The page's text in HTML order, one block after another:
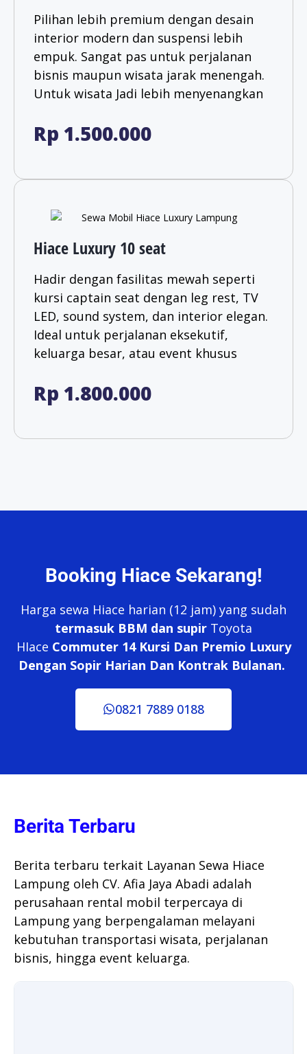
Pilihan lebih premium dengan desain
interior modern dan suspensi lebih
empuk. Sangat pas untuk perjalanan
bisnis maupun wisata jarak menengah.
Untuk wisata Jadi lebih menyenangkan​
Rp 1.500.000
Hiace Luxury 10 seat
Hadir dengan fasilitas mewah seperti
kursi captain seat dengan leg rest, TV
LED, sound system, dan interior elegan.
Ideal untuk perjalanan eksekutif,
keluarga besar, atau event khusus
Rp 1.800.000
Booking Hiace Sekarang!
Harga sewa Hiace harian (12 jam) yang sudah
termasuk BBM dan supir Toyota
HIace Commuter 14 Kursi Dan Premio Luxury
Dengan Sopir Harian Dan Kontrak Bulanan.
0821 7889 0188
Berita Terbaru
Berita terbaru terkait Layanan Sewa Hiace
Lampung oleh CV. Afia Jaya Abadi adalah
perusahaan rental mobil terpercaya di
Lampung yang berpengalaman melayani
kebutuhan transportasi wisata, perjalanan
bisnis, hingga event keluarga.